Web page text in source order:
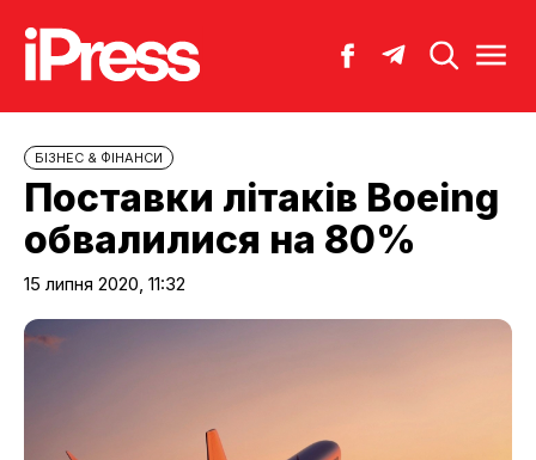
БІЗНЕС & ФІНАНСИ
Поставки літаків Boeing
обвалилися на 80%
15 липня 2020, 11:32